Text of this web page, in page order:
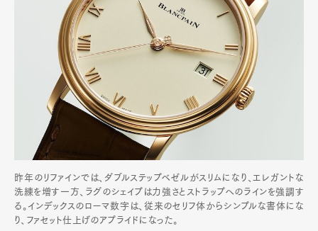
昨年のリファインでは、ダブルステップベゼルがスリムになり、エレガントな
洗練を増す一方、ラグのシェイプは力強さとストラップへのラインを強調す
る。インデックスのローマ数字は、従来のセリフ体からシンプルな書体にな
り、ファセット仕上げのアプライドになった。